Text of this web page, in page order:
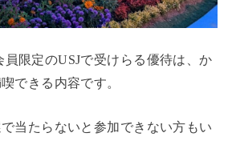
限定のUSJで受けらる優待は、か
できる内容です。
当たらないと参加できない方もい